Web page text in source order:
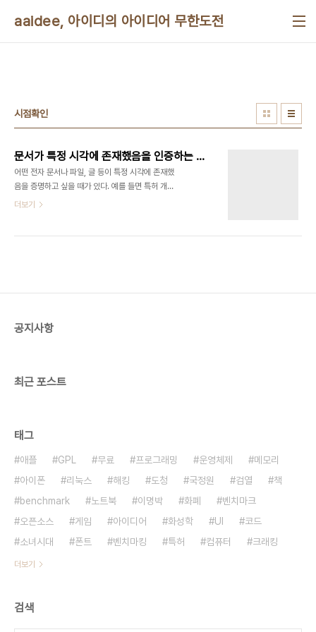
aaidee, 아이디의 아이디어 무한도전
시점확인
문서가 특정 시각에 존재했음을 인증하는 분산형 시점확인(타임스탬프) 서비스
어떤 전자 문서나 파일, 글 등이 특정 시각에 존재했
음을 증명하고 싶을 때가 있다. 예를 들면 특허 개발
중에 어떤 문서의 선행성을 주장하고 싶을 때는 어떻
자서명으로 인증할 때 인증서의 유효기간이 지나면
더보기
공지사항
최근 포스트
태그
애플 GPL 무료 프로그래밍 운영체제
메모리
아이폰
리눅스 해킹 도청 국정원 검열
책
benchmark
노트북 이명박 화폐
벤치마크
오픈소스
게임 아이디어 화성학 UI
코드
소녀시대
폰트 벤치마킹 특허 컴퓨터 크래킹
더보기
검색